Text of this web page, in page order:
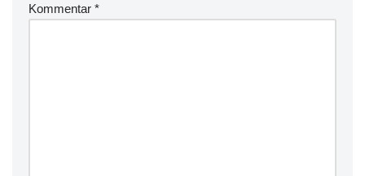
Kommentar *